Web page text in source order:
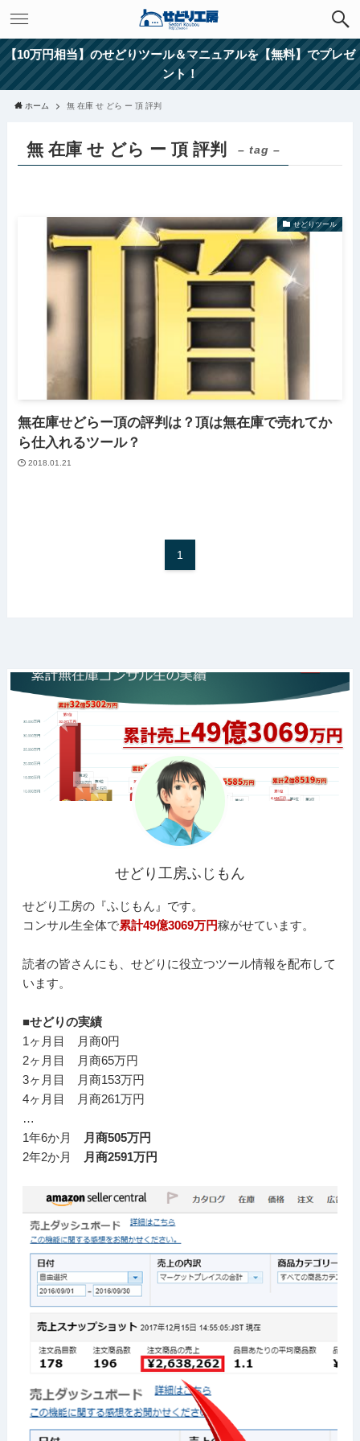
【10万円相当】のせどりツール＆マニュアルを【無料】でプレゼ
ント！
ホーム 無 在庫 せ どら ー 頂 評判
無 在庫 せ どら ー 頂 評判 – tag –
せどりツール
無在庫せどらー頂の評判は？頂は無在庫で売れてか
ら仕入れるツール？
2018.01.21
1
せどり工房ふじもん
せどり工房の『ふじもん』です。
コンサル生全体で累計49億3069万円稼がせています。
読者の皆さんにも、せどりに役立つツール情報を配布して
います。
■せどりの実績
1ヶ月目 月商0円
2ヶ月目 月商65万円
3ヶ月目 月商153万円
4ヶ月目 月商261万円
…
1年6か月
月商505万円
2年2か月
月商2591万円